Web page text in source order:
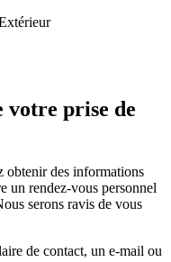
votre prise de
obtenir des informations
un rendez-vous personnel
serons ravis de vous
de contact, un e-mail ou